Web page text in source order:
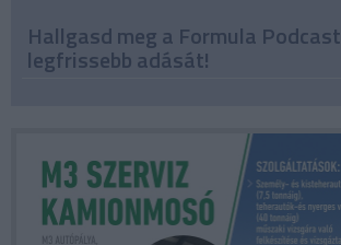
Hallgasd meg a Formula Podcast
legfrissebb adását!